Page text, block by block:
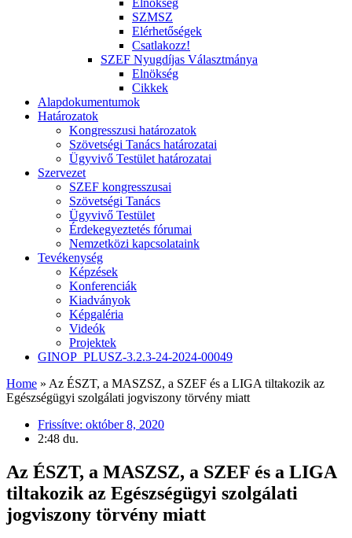
Elnökség
SZMSZ
Elérhetőségek
Csatlakozz!
SZEF Nyugdíjas Választmánya
Elnökség
Cikkek
Alapdokumentumok
Határozatok
Kongresszusi határozatok
Szövetségi Tanács határozatai
Ügyvivő Testület határozatai
Szervezet
SZEF kongresszusai
Szövetségi Tanács
Ügyvivő Testület
Érdekegyeztetés fórumai
Nemzetközi kapcsolataink
Tevékenység
Képzések
Konferenciák
Kiadványok
Képgaléria
Videók
Projektek
GINOP_PLUSZ-3.2.3-24-2024-00049
Home » Az ÉSZT, a MASZSZ, a SZEF és a LIGA tiltakozik az
Egészségügyi szolgálati jogviszony törvény miatt
Frissítve: október 8, 2020
2:48 du.
Az ÉSZT, a MASZSZ, a SZEF és a LIGA
tiltakozik az Egészségügyi szolgálati
jogviszony törvény miatt